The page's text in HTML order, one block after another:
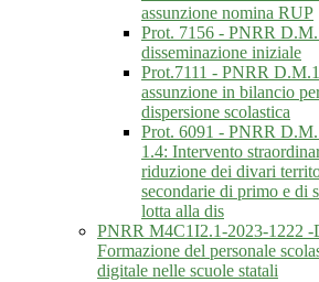
assunzione nomina RUP
Prot. 7156 - PNRR
disseminazione iniziale
Prot.7111 - PNRR
assunzione in bilancio
dispersione scolastica
Prot. 6091 - PNRR
1.4: Intervento
riduzione dei divari
secondarie di primo e di
lotta alla dis
PNRR M4C1I2.1-2023-1222
Formazione del personale
digitale nelle scuole statali